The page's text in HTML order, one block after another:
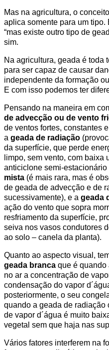
Mas na agricultura, o
aplica somente para um
“mas existe outro tipo de
sim.
Na agricultura, geada é toda
para ser capaz de causar
independente da formação
E com isso podemos ter
Pensando na maneira em
de advecção ou de vento
de ventos fortes, constantes
a geada de radiação
da superfície, que perde
limpo, sem vento, com
anticiclone semi-estacionário
mista (é mais rara, mas é
de geada de advecção e de
sucessivamente), e a geada
ação do vento que sopra
resfriamento da superfície,
seiva nos vasos condutores
ao solo – canela da planta).
Quanto ao aspecto visual,
geada branca que é quando
no ar a concentração de
condensação do vapor
posteriormente, o seu
quando a geada de radiação
de vapor d´água é muito
vegetal sem que haja nas
Vários fatores interferem na